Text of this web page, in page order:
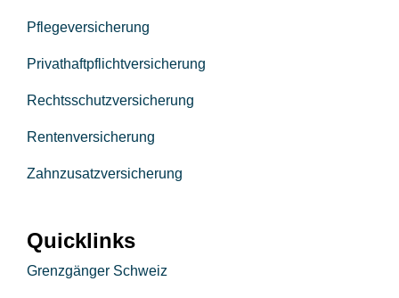
Pflegeversicherung
Privathaftpflichtversicherung
Rechtsschutzversicherung
Rentenversicherung
Zahnzusatzversicherung
Quicklinks
Grenzgänger Schweiz